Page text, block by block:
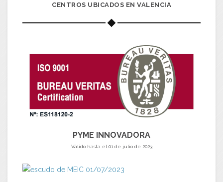
CENTROS UBICADOS EN VALENCIA
PYME INNOVADORA
Válido hasta el 01 de julio de 2023